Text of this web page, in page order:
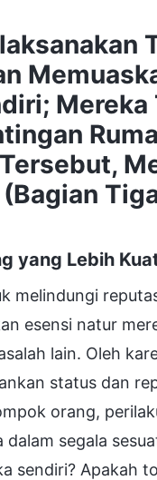
Mereka
yang Lebih
melindungi
esensi natur
lain. Oleh
status dan
orang,
segala
sendiri? Apakah